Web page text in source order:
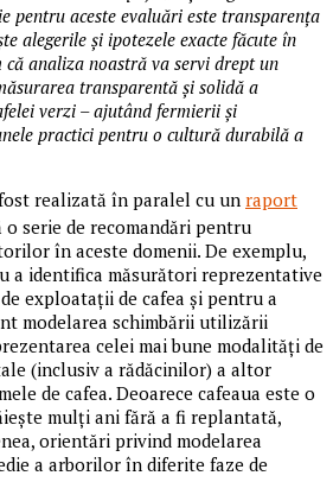
pentru aceste evaluări este transparența
alegerile și ipotezele exacte făcute în
analiza noastră va servi drept un
transparentă și solidă a
verzi – ajutând fermierii și
practici pentru o cultură durabilă a
realizată în paralel cu un raport
o serie de recomandări pentru
în aceste domenii. De exemplu,
a identifica măsurători reprezentative
exploatații de cafea și pentru a
modelarea schimbării utilizării
celei mai bune modalități de
(inclusiv a rădăcinilor) a altor
de cafea. Deoarece cafeaua este o
mulți ani fără a fi replantată,
orientări privind modelarea
a arborilor în diferite faze de